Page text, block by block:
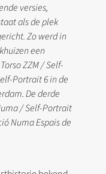
versies,
als de plek
Zo werd in
een
ZZM / Self-
Portrait 6 in de
De derde
/ Self-Portrait
Numa Espais de